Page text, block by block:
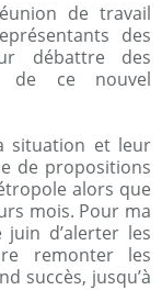
de travail
des
débattre des
de ce nouvel
situation et leur
de propositions
alors que
mois. Pour ma
d’alerter les
remonter les
succès, jusqu’à